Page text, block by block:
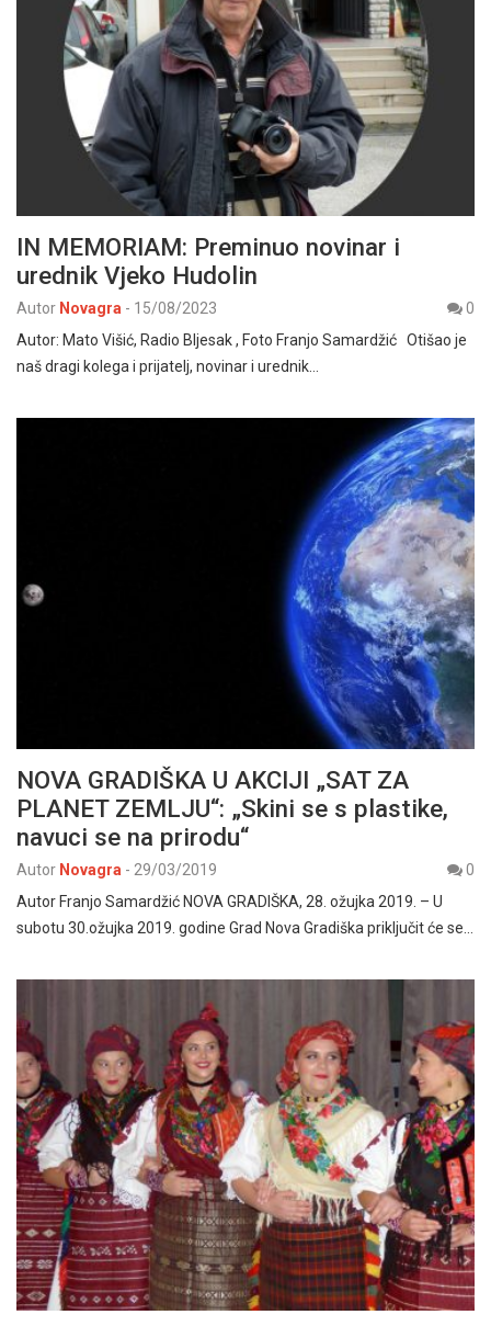
IN MEMORIAM: Preminuo novinar i
urednik Vjeko Hudolin
Autor Novagra - 15/08/2023
0
Autor: Mato Višić, Radio Bljesak , Foto Franjo Samardžić Otišao je
naš dragi kolega i prijatelj, novinar i urednik…
NOVA GRADIŠKA U AKCIJI „SAT ZA
PLANET ZEMLJU“: „Skini se s plastike,
navuci se na prirodu“
Autor Novagra - 29/03/2019
0
Autor Franjo Samardžić NOVA GRADIŠKA, 28. ožujka 2019. – U
subotu 30.ožujka 2019. godine Grad Nova Gradiška priključit će se…